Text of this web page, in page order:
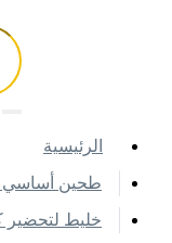
اﻟﺮﺋﻴﺴﻴﺔ
طحين أساسي
خليط لتحضير